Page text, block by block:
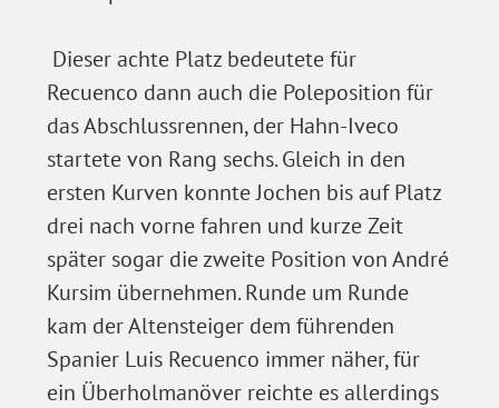
Dieser achte Platz bedeutete für
Recuenco dann auch die Poleposition für
das Abschlussrennen, der Hahn-Iveco
startete von Rang sechs. Gleich in den
ersten Kurven konnte Jochen bis auf Platz
drei nach vorne fahren und kurze Zeit
später sogar die zweite Position von André
Kursim übernehmen. Runde um Runde
kam der Altensteiger dem führenden
Spanier Luis Recuenco immer näher, für
ein Überholmanöver reichte es allerdings